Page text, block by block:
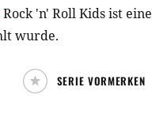
Rock 'n' Roll Kids ist eine
wurde.
SERIE VORMERKEN